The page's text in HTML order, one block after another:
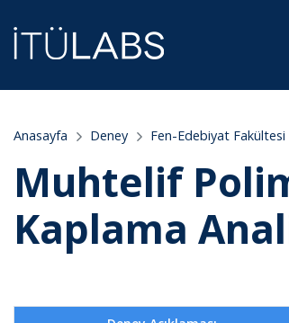
Anasayfa Deney Fen-Edebiyat Fakültesi
Muhtelif
Kaplama